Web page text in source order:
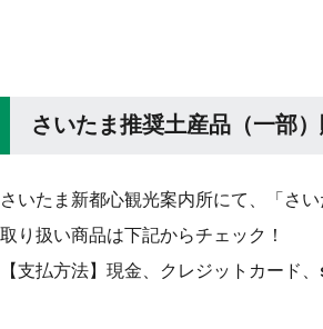
さいたま推奨土産品（一部）
さいたま新都心観光案内所にて、「さ
取り扱い商品は下記からチェック！
【支払方法】現金、クレジットカード